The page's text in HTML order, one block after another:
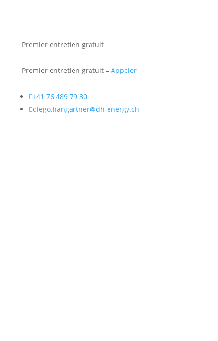
Premier entretien gratuit
Premier entretien gratuit – Appeler
+41 76 489 79 30
diego.hangartner@dh-energy.ch